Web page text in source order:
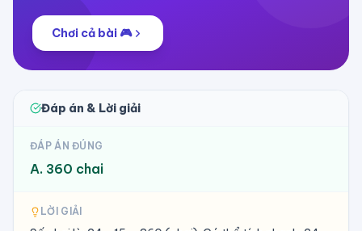
Chơi cả bài 🎮
Đáp án & Lời giải
ĐÁP ÁN ĐÚNG
A. 360 chai
LỜI GIẢI